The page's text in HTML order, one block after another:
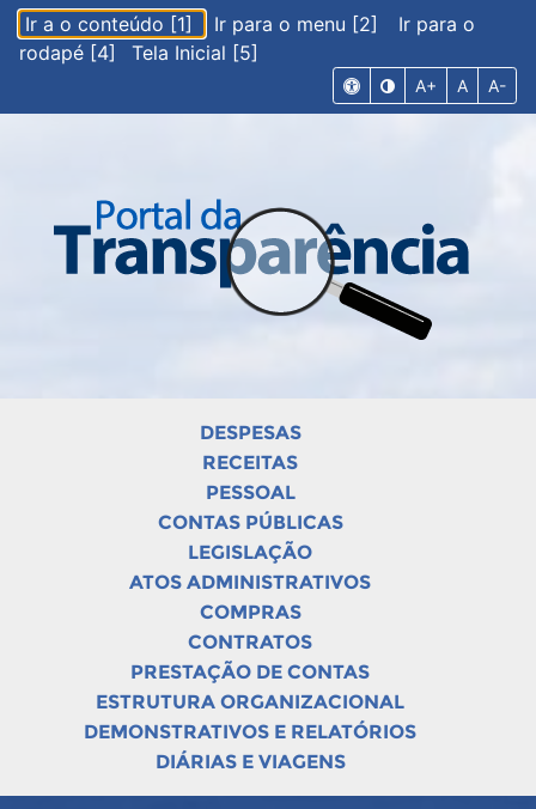
Ir a o conteúdo [1] Ir para o menu [2]
Ir para o
rodapé [4]
Tela Inicial [5]
A+ A A-
DESPESAS
RECEITAS
PESSOAL
CONTAS PÚBLICAS
LEGISLAÇÃO
ATOS ADMINISTRATIVOS
COMPRAS
CONTRATOS
PRESTAÇÃO DE CONTAS
ESTRUTURA ORGANIZACIONAL
DEMONSTRATIVOS E RELATÓRIOS
DIÁRIAS E VIAGENS